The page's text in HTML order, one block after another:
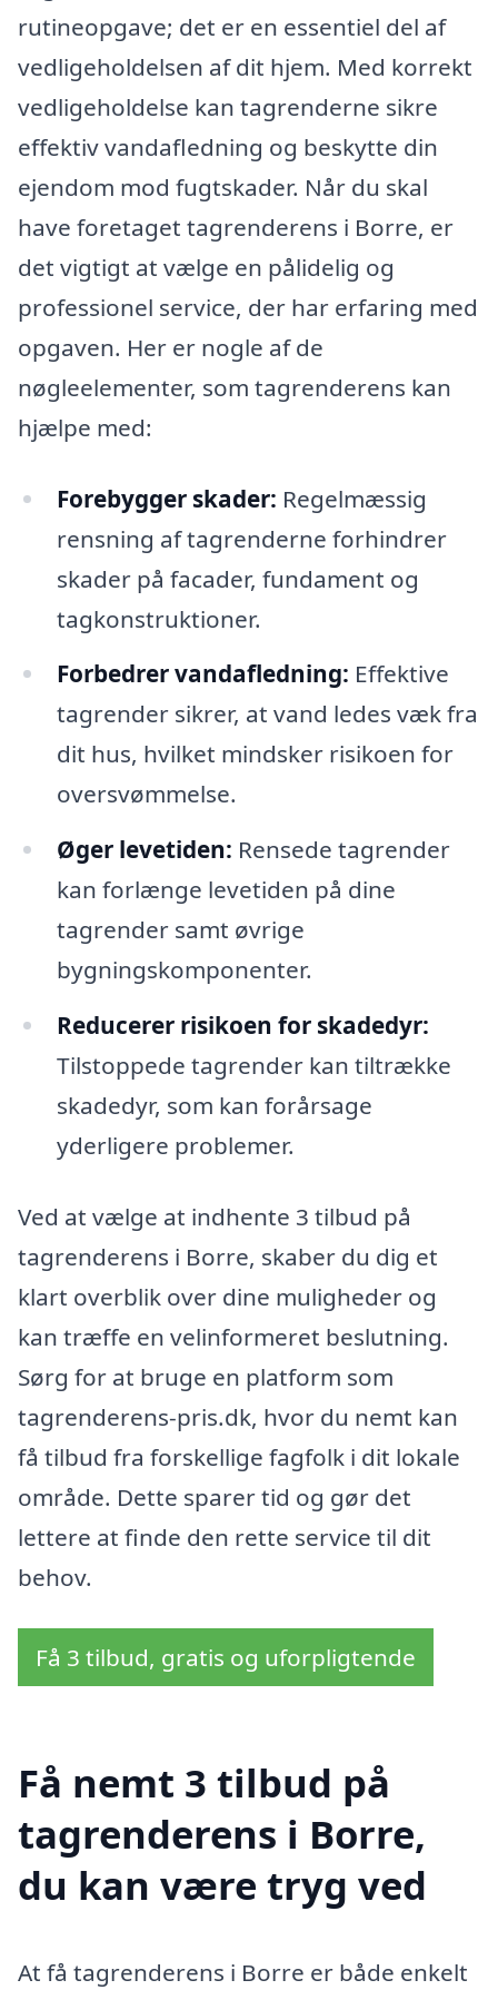
rutineopgave; det er en essentiel del af
vedligeholdelsen af dit hjem. Med korrekt
vedligeholdelse kan tagrenderne sikre
effektiv vandafledning og beskytte din
ejendom mod fugtskader. Når du skal
have foretaget tagrenderens i Borre, er
det vigtigt at vælge en pålidelig og
professionel service, der har erfaring med
opgaven. Her er nogle af de
nøgleelementer, som tagrenderens kan
hjælpe med:
Forebygger skader: Regelmæssig
rensning af tagrenderne forhindrer
skader på facader, fundament og
tagkonstruktioner.
Forbedrer vandafledning: Effektive
tagrender sikrer, at vand ledes væk fra
dit hus, hvilket mindsker risikoen for
oversvømmelse.
Øger levetiden: Rensede tagrender
kan forlænge levetiden på dine
tagrender samt øvrige
bygningskomponenter.
Reducerer risikoen for skadedyr:
Tilstoppede tagrender kan tiltrække
skadedyr, som kan forårsage
yderligere problemer.
Ved at vælge at indhente 3 tilbud på
tagrenderens i Borre, skaber du dig et
klart overblik over dine muligheder og
kan træffe en velinformeret beslutning.
Sørg for at bruge en platform som
tagrenderens-pris.dk, hvor du nemt kan
få tilbud fra forskellige fagfolk i dit lokale
område. Dette sparer tid og gør det
lettere at finde den rette service til dit
behov.
Få 3 tilbud, gratis og uforpligtende
Få nemt 3 tilbud på
tagrenderens i Borre,
du kan være tryg ved
At få tagrenderens i Borre er både enkelt